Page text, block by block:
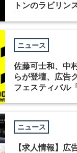
トンのラビリン
ニュース
佐藤可士和、中
らが登壇、広告
フェスティバル
ニュース
【求人情報】広